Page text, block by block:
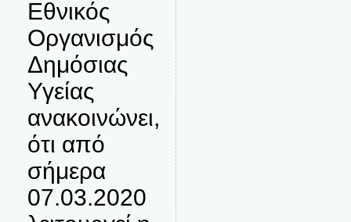
Εθνικός
Οργανισμός
Δημόσιας
Υγείας
ανακοινώνει,
ότι από
σήμερα
07.03.2020